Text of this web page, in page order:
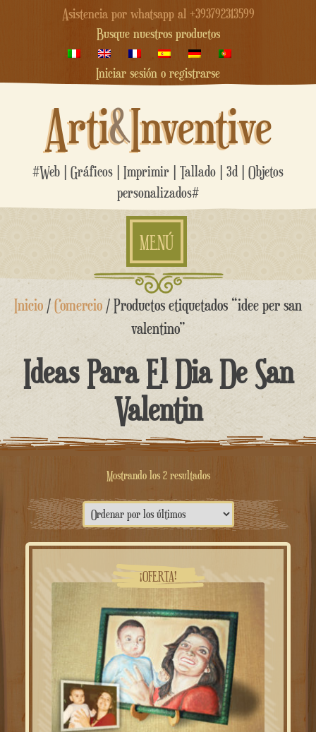
Asistencia por whatsapp al +393792313599
Busque nuestros productos
Iniciar sesión o registrarse
Arti&Inventive
#Web | Gráficos | Imprimir | Tallado | 3d | Objetos
personalizados#
MENÚ
saltar
Inicio /Comercio/ Productos etiquetados “idee per san
valentino”
Ideas Para El Dia De San
Valentin
Mostrando los 2 resultadosOrdenado
por
¡OFERTA!